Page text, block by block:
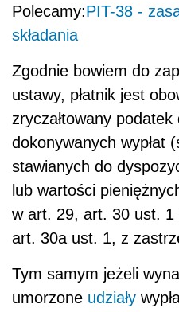
Polecamy:PIT-38 -
składania
Zgodnie bowiem do
ustawy, płatnik jest
zryczałtowany podatek
dokonywanych wypłat
stawianych do
lub wartości
w art. 29, art. 30 ust.
art. 30a ust. 1, z
Tym samym jeżeli
umorzone udziały